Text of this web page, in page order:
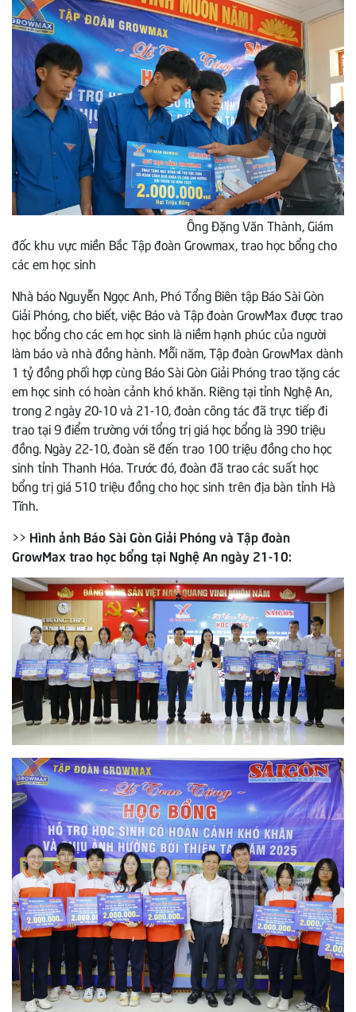
Ông Đặng Văn Thành, Giám
đốc khu vực miền Bắc Tập đoàn Growmax, trao học bổng cho
các em học sinh
Nhà báo Nguyễn Ngọc Anh, Phó Tổng Biên tập Báo Sài Gòn
Giải Phóng, cho biết, việc Báo và Tập đoàn GrowMax được trao
học bổng cho các em học sinh là niềm hạnh phúc của người
làm báo và nhà đồng hành. Mỗi năm, Tập đoàn GrowMax dành
1 tỷ đồng phối hợp cùng Báo Sài Gòn Giải Phóng trao tặng các
em học sinh có hoàn cảnh khó khăn. Riêng tại tỉnh Nghệ An,
trong 2 ngày 20-10 và 21-10, đoàn công tác đã trực tiếp đi
trao tại 9 điểm trường với tổng trị giá học bổng là 390 triệu
đồng. Ngày 22-10, đoàn sẽ đến trao 100 triệu đồng cho học
sinh tỉnh Thanh Hóa. Trước đó, đoàn đã trao các suất học
bổng trị giá 510 triệu đồng cho học sinh trên địa bàn tỉnh Hà
Tĩnh.
>> Hình ảnh Báo Sài Gòn Giải Phóng và Tập đoàn
GrowMax trao học bổng tại Nghệ An ngày 21-10: